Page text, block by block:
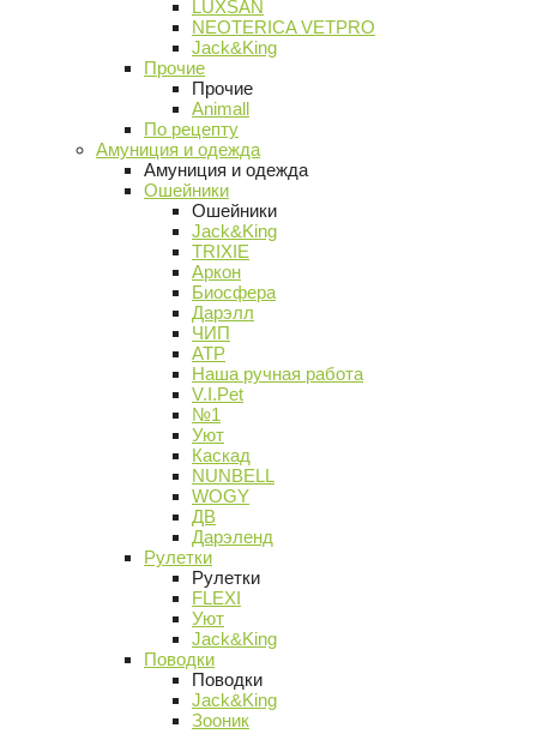
LUXSAN
NEOTERICA VETPRO
Jack&King
Прочие
Прочие
Animall
По рецепту
Амуниция и одежда
Амуниция и одежда
Ошейники
Ошейники
Jack&King
TRIXIE
Аркон
Биосфера
Дарэлл
ЧИП
АТР
Наша ручная работа
V.I.Pet
№1
Уют
Каскад
NUNBELL
WOGY
ДВ
Дарэленд
Рулетки
Рулетки
FLEXI
Уют
Jack&King
Поводки
Поводки
Jack&King
Зооник